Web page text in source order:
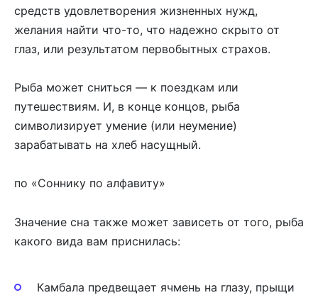
средств удовлетворения жизненных нужд,
желания найти что-то, что надежно скрыто от
глаз, или результатом первобытных страхов.
Рыба может сниться — к поездкам или
путешествиям. И, в конце концов, рыба
символизирует умение (или неумение)
зарабатывать на хлеб насущный.
по «Соннику по алфавиту»
Значение сна также может зависеть от того, рыба
какого вида вам приснилась:
Камбала предвещает ячмень на глазу, прыщи